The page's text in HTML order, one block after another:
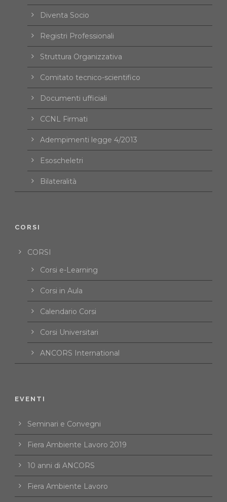
Diventa Socio
Registri Professionali
Struttura Organizzativa
Comitato tecnico-scientifico
Documenti ufficiali
CCNL Firmati
Adempimenti legge 4/2013
Esoscheletri
Bilateralità
CORSI
CORSI
Corsi e-Learning
Corsi in Aula
Calendario Corsi
Corsi Universitari
ANCORS International
EVENTI
Seminari e Convegni
Fiera Ambiente Lavoro 2019
10 anni di ANCORS
Fiera Ambiente Lavoro